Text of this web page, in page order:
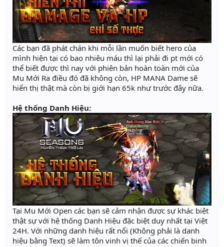
Các bạn đã phát chán khi mỗi lần muốn biết hero của
mình hiện tại có bao nhiêu máu thì lại phải đi pt mới có
thể biết được thì nay với phiên bản hoàn toàn mới của
Mu Mới Ra điều đó đã không còn, HP MANA Dame sẽ
hiển thị thật mà còn bị giới hạn 65k như trước đây nữa.
Hệ thống Danh Hiệu:
Tại Mu Mới Open các bạn sẽ cảm nhận được sự khác biệt
thật sự với hệ thống Danh Hiệu đặc biệt duy nhất tại Việt
24H. Với những danh hiệu rất nổi (Không phải là danh
hiệu bằng Text) sẽ làm tôn vinh vị thế của các chiến binh